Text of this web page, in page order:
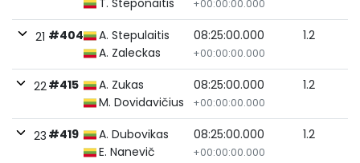
T. Steponaitis
+00:00:00.000
21 #404
A. Stepulaitis
A. Zaleckas
08:25:00.000
+00:00:00.000
1.2
22#415
A. Zukas
M. Dovidavičius
08:25:00.000
+00:00:00.000
1.2
23 #419
A. Dubovikas
E. Nanevič
08:25:00.000
+00:00:00.000
1.2